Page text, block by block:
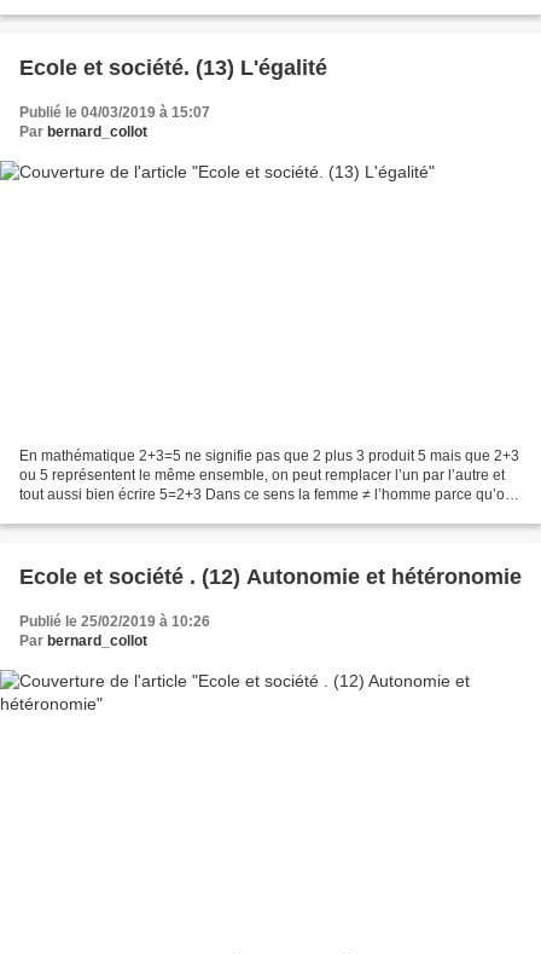
Ecole et société. (13) L'égalité
Publié le 04/03/2019 à 15:07
Par bernard_collot
En mathématique 2+3=5 ne signifie pas que 2 plus 3 produit 5 mais que 2+3
ou 5 représentent le même ensemble, on peut remplacer l’un par l’autre et
tout aussi bien écrire 5=2+3 Dans ce sens la femme ≠ l’homme parce qu’on
Ecole et société . (12) Autonomie et hétéronomie
Publié le 25/02/2019 à 10:26
Par bernard_collot